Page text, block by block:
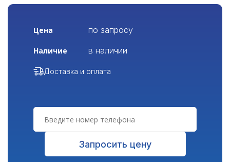
Цена по запросу
Наличие в наличии
Доставка и оплата
Запросить цену